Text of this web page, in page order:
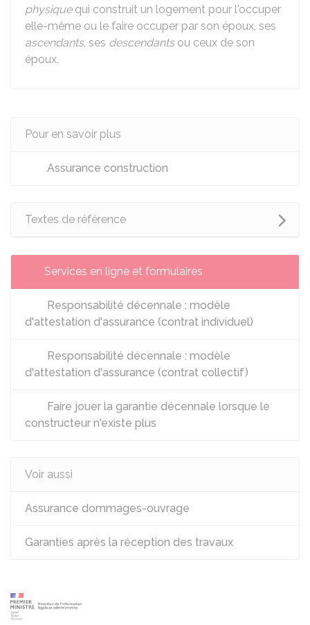
physiquequi construit un logement pour l'occuper
elle-même ou le faire occuper par son époux, ses
ascendants, ses descendantsou ceux de son
époux.
Pour en savoir plus
Assurance construction
Textes de référence
Services en ligne et formulaires
Responsabilité décennale : modèle
d'attestation d'assurance (contrat individuel)
Responsabilité décennale : modèle
d'attestation d'assurance (contrat collectif)
Faire jouer la garantie décennale lorsque le
constructeur n'existe plus
Voir aussi
Assurance dommages-ouvrage
Garanties après la réception des travaux